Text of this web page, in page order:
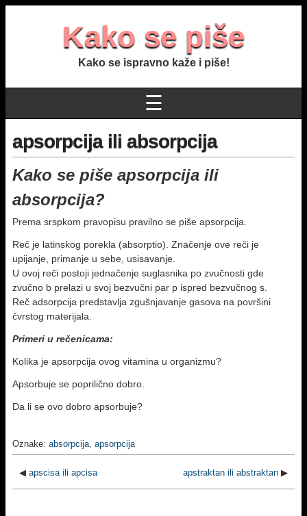
Kako se piše
Kako se ispravno kaže i piše!
☰
apsorpcija ili absorpcija
Kako se piše apsorpcija ili
absorpcija?
Prema srspkom pravopisu pravilno se piše apsorpcija.
Reč je latinskog porekla (absorptio). Značenje ove reči je
upijanje, primanje u sebe, usisavanje.
U ovoj reči postoji jednačenje suglasnika po zvučnosti gde
zvučno b prelazi u svoj bezvučni par p ispred bezvučnog s.
Reč adsorpcija predstavlja zgušnjavanje gasova na površini
čvrstog materijala.
Primeri u rečenicama:
Kolika je apsorpcija ovog vitamina u organizmu?
Apsorbuje se poprilično dobro.
Da li se ovo dobro apsorbuje?
Oznake: absorpcija, apsorpcija
◀ apscisa ili apcisa apstraktan ili abstraktan ▶